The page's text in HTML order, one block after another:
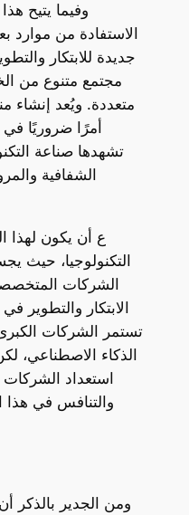
وفيما يتيح
الاستفادة من موارد
جديدة للابتكار
مجتمع متنوع من
متعددة. ويُعد إنشاء
أمرًا ضروريًا
تشهدها صناعة
الشفافية
ع أن يكون لهذا
التكنولوجيا، حيث
الشركات
الابتكار والتطوير
تستمر الشركات
الذكاء الاصطناعي،
استعداد
والتنافس في هذا
ومن الجدير بالذكر